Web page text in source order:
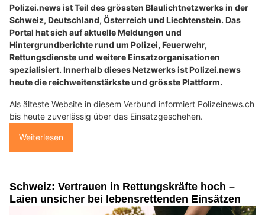
Polizei.news ist Teil des grössten Blaulichtnetzwerks in der
Schweiz, Deutschland, Österreich und Liechtenstein. Das
Portal hat sich auf aktuelle Meldungen und
Hintergrundberichte rund um Polizei, Feuerwehr,
Rettungsdienste und weitere Einsatzorganisationen
spezialisiert. Innerhalb dieses Netzwerks ist Polizei.news
heute die reichweitenstärkste und grösste Plattform.
Als älteste Website in diesem Verbund informiert Polizeinews.ch
bis heute zuverlässig über das Einsatzgeschehen.
Weiterlesen
Schweiz: Vertrauen in Rettungskräfte hoch –
Laien unsicher bei lebensrettenden Einsätzen